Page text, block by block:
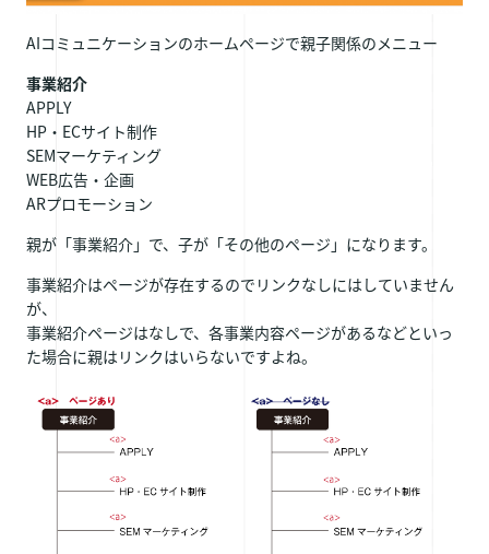
AIコミュニケーションのホームページで親子関係のメニュー
事業紹介
APPLY
HP・ECサイト制作
SEMマーケティング
WEB広告・企画
ARプロモーション
親が「事業紹介」で、子が「その他のページ」になります。
事業紹介はページが存在するのでリンクなしにはしていません
が、
事業紹介ページはなしで、各事業内容ページがあるなどといっ
た場合に親はリンクはいらないですよね。